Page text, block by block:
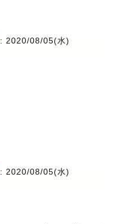
: 2020/08/05(水)
: 2020/08/05(水)